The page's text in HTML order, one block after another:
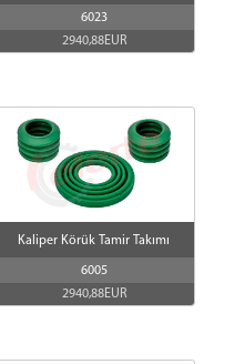
6023
2940,88EUR
Kaliper Körük Tamir Takımı
6005
2940,88EUR